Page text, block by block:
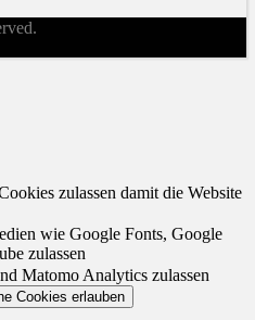
zulassen damit die Website
wie Google Fonts, Google
zulassen
Matomo Analytics zulassen